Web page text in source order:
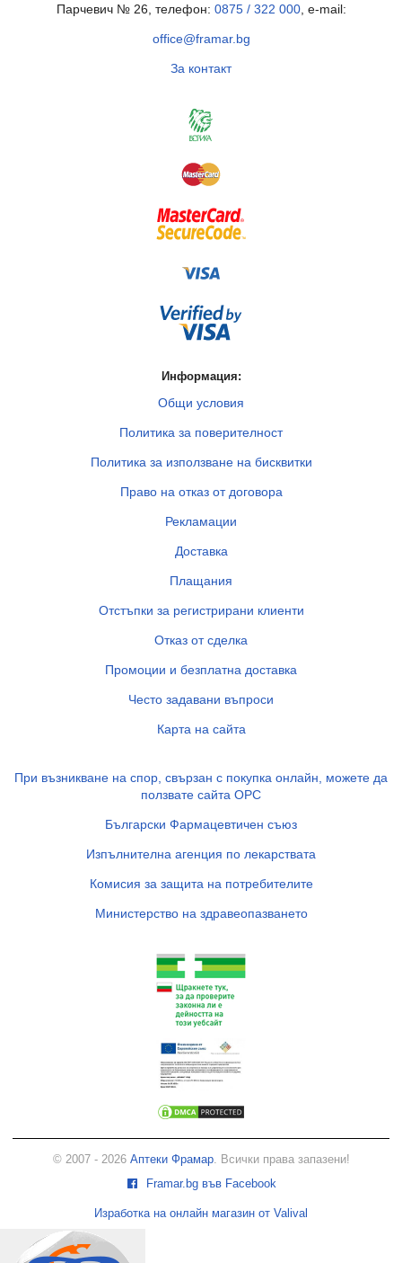
Парчевич № 26, телефон: 0875 / 322 000, e-mail:
office@framar.bg
За контакт
Информация:
Общи условия
Политика за поверителност
Политика за използване на бисквитки
Право на отказ от договора
Рекламации
Доставка
Плащания
Отстъпки за регистрирани клиенти
Отказ от сделка
Промоции и безплатна доставка
Често задавани въпроси
Карта на сайта
При възникване на спор, свързан с покупка онлайн, можете да
ползвате сайта ОРС
Български Фармацевтичен съюз
Изпълнителна агенция по лекарствата
Комисия за защита на потребителите
Министерство на здравеопазването
© 2007 - 2026 Аптеки Фрамар. Всички права запазени!
Framar.bg във Facebook
Изработка на онлайн магазин от Valival